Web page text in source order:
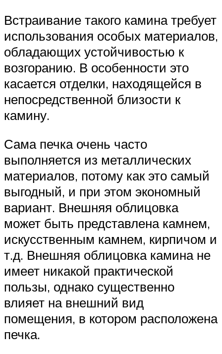
Встраивание такого камина требует
использования особых материалов,
обладающих устойчивостью к
возгоранию. В особенности это
касается отделки, находящейся в
непосредственной близости к
камину.
Сама печка очень часто
выполняется из металлических
материалов, потому как это самый
выгодный, и при этом экономный
вариант. Внешняя облицовка
может быть представлена камнем,
искусственным камнем, кирпичом и
т.д. Внешняя облицовка камина не
имеет никакой практической
пользы, однако существенно
влияет на внешний вид
помещения, в котором расположена
печка.